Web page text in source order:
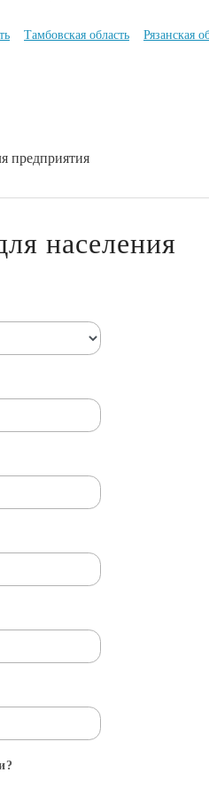
Тамбовская область Рязанская
предприятия
населения